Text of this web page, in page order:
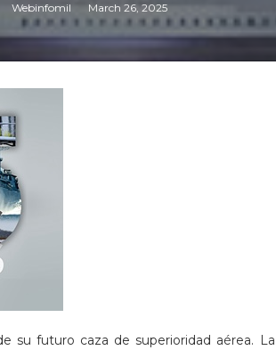
Webinfomil March 26, 2025
su futuro caza de superioridad aérea. La